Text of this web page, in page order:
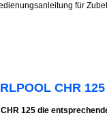
für
CHR 125
125 die